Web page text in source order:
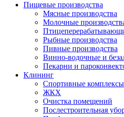
Пищевые производства
Мясные производства
Молочные
Рыбные производства
Пивные производства
Винно-водочные и
Пекарни и
Клининг
Спортивные комплексы
ЖКХ
Очистка помещений
Послестроительная